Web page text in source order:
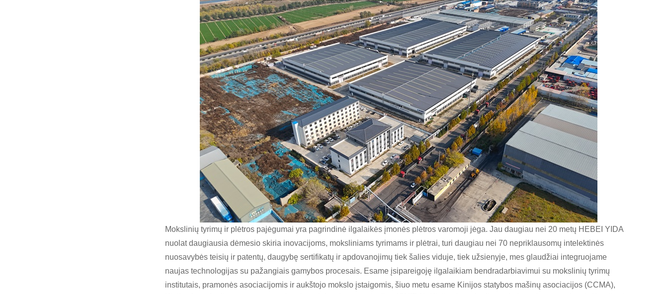
Mokslinių tyrimų ir plėtros pajėgumai yra pagrindinė ilgalaikės įmonės plėtros varomoji jėga. Jau daugiau nei 20 metų HEBEI YIDA
nuolat daugiausia dėmesio skiria inovacijoms, moksliniams tyrimams ir plėtrai, turi daugiau nei 70 nepriklausomų intelektinės
nuosavybės teisių ir patentų, daugybę sertifikatų ir apdovanojimų tiek šalies viduje, tiek užsienyje, mes glaudžiai integruojame
naujas technologijas su pažangiais gamybos procesais. Esame įsipareigoję ilgalaikiam bendradarbiavimui su mokslinių tyrimų
institutais, pramonės asociacijomis ir aukštojo mokslo įstaigomis, šiuo metu esame Kinijos statybos mašinų asociacijos (CCMA),